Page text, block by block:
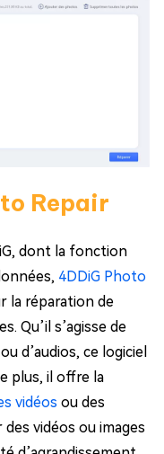
Repair
dont la fonction
4DDiG Photo
la réparation de
Qu’il s’agisse de
d’audios, ce logiciel
plus, il offre la
vidéos ou des
vidéos ou images